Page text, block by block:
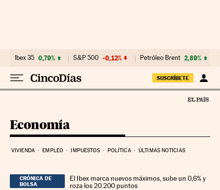
Ibex 35 0,79% S&P 500 -0,12% Petróleo Brent 2,89%
SUSCRÍBETE
Economía
VIVIENDA EMPLEO IMPUESTOS POLÍTICA ÚLTIMAS NOTICIAS
CRÓNICA DE
BOLSA
El Ibex marca nuevos máximos, sube un 0,6% y
roza los 20.200 puntos